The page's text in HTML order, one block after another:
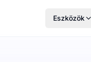
Eszközök